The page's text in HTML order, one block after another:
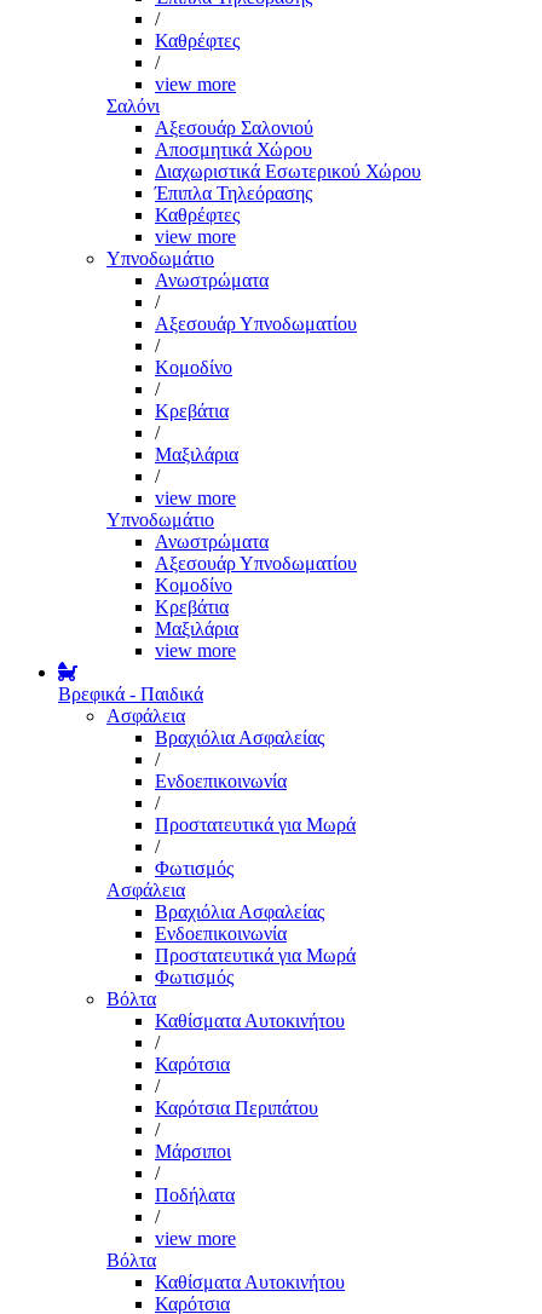
/
Καθρέφτες
/
view more
Σαλόνι
Αξεσουάρ Σαλονιού
Αποσμητικά Χώρου
Διαχωριστικά Εσωτερικού Χώρου
Έπιπλα Τηλεόρασης
Καθρέφτες
view more
Υπνοδωμάτιο
Ανωστρώματα
/
Αξεσουάρ Υπνοδωματίου
/
Κομοδίνο
/
Κρεβάτια
/
Μαξιλάρια
/
view more
Υπνοδωμάτιο
Ανωστρώματα
Αξεσουάρ Υπνοδωματίου
Κομοδίνο
Κρεβάτια
Μαξιλάρια
view more
Βρεφικά - Παιδικά
Ασφάλεια
Βραχιόλια Ασφαλείας
/
Ενδοεπικοινωνία
/
Προστατευτικά για Μωρά
/
Φωτισμός
Ασφάλεια
Βραχιόλια Ασφαλείας
Ενδοεπικοινωνία
Προστατευτικά για Μωρά
Φωτισμός
Βόλτα
Καθίσματα Αυτοκινήτου
/
Καρότσια
/
Καρότσια Περιπάτου
/
Μάρσιποι
/
Ποδήλατα
/
view more
Βόλτα
Καθίσματα Αυτοκινήτου
Καρότσια